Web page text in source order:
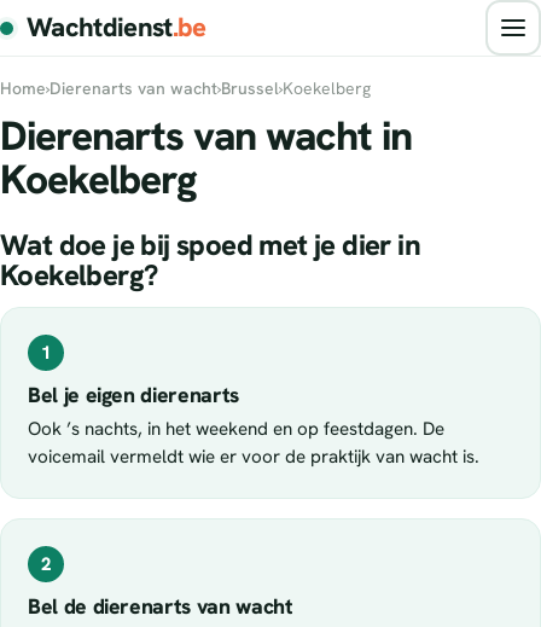
Wachtdienst.be
Home›Dierenarts van wacht›Brussel›Koekelberg
Dierenarts van wacht in
Koekelberg
Wat doe je bij spoed met je dier in
Koekelberg?
1
Bel je eigen dierenarts
Ook ’s nachts, in het weekend en op feestdagen. De
voicemail vermeldt wie er voor de praktijk van wacht is.
2
Bel de dierenarts van wacht